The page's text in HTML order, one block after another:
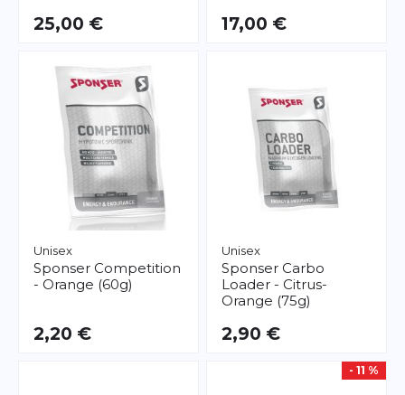
25,00 € 17,00 €
Unisex
Sponser Competition
- Orange (60g)
2,20 €
Unisex
Sponser Carbo
Loader - Citrus-
Orange (75g)
2,90 €
- 11 %